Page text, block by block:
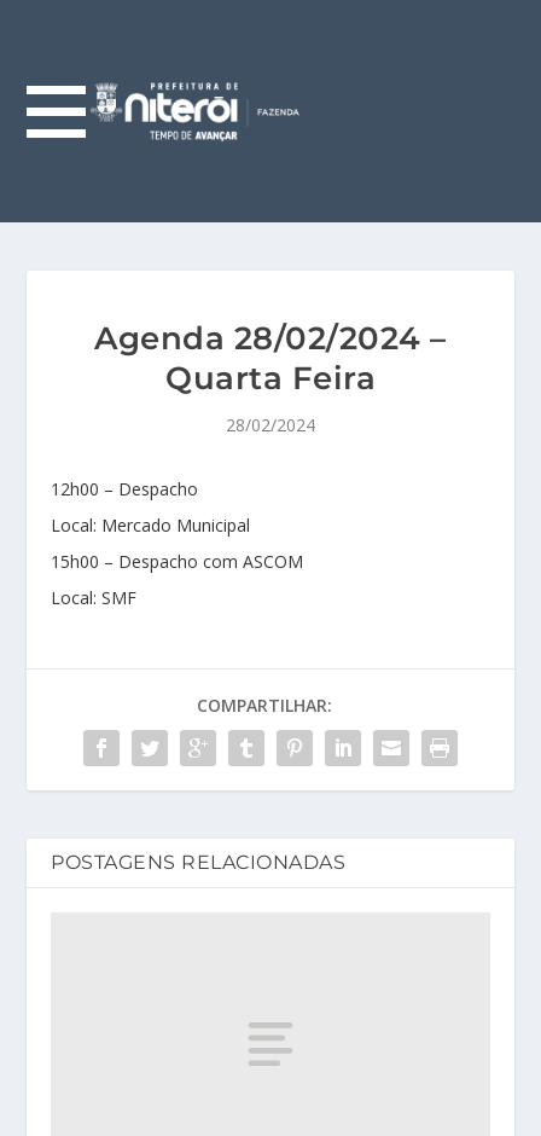
Agenda 28/02/2024 –
Quarta Feira
28/02/2024
12h00 – Despacho
Local: Mercado Municipal
15h00 – Despacho com ASCOM
Local: SMF
COMPARTILHAR:
POSTAGENS RELACIONADAS